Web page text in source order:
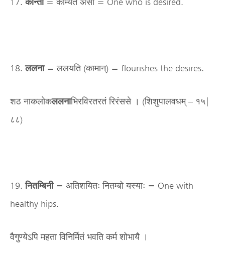
18.ललना= ललयति (कामान्) = flourishes the desires.
शठ नाकलोकललनाभिरविरतरतं रिरंससे । (शिशुपालवधम् – १५|
८८)
19.नितम्बिनी= अतिशयितः नितम्बो यस्याः = One with
healthy hips.
वैगुण्येऽपि महता विनिर्मितं भवति कर्म शोभायै ।